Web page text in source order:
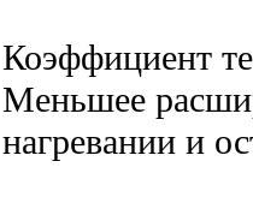
Коэффициент
Меньшее
нагревании и